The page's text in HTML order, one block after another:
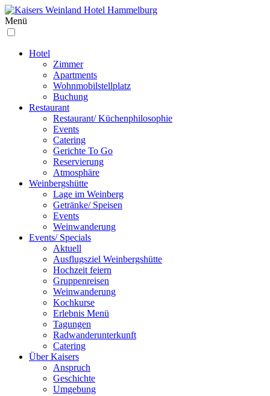
Menü
Hotel
Zimmer
Apartments
Wohnmobilstellplatz
Buchung
Restaurant
Restaurant/ Küchenphilosophie
Events
Catering
Gerichte To Go
Reservierung
Atmosphäre
Weinbergs­hütte
Lage im Weinberg
Getränke/ Speisen
Events
Weinwanderung
Events/ Specials
Aktuell
Ausflugsziel Weinbergshütte
Hochzeit feiern
Gruppenreisen
Weinwanderung
Kochkurse
Erlebnis Menü
Tagungen
Radwanderunterkunft
Catering
Über Kaisers
Anspruch
Geschichte
Umgebung